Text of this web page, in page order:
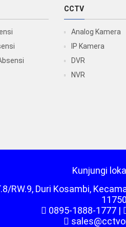
CCTV
Analog Kamera
IP Kamera
DVR
NVR
Kunjungi
RW.9, Duri Kosambi,
11750
0895-1888-1777|